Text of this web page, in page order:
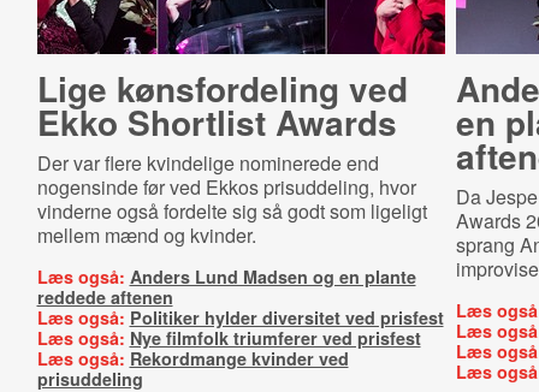
Lige kønsfordeling ved
Ekko Shortlist Awards
Der var flere kvindelige nominerede end
nogensinde før ved Ekkos prisuddeling, hvor
vinderne også fordelte sig så godt som ligeligt
mellem mænd og kvinder.
Læs også: Anders Lund Madsen og en plante
reddede aftenen
Læs også: Politiker hylder diversitet ved prisfest
Læs også: Nye filmfolk triumferer ved prisfest
Læs også: Rekordmange kvinder ved
prisuddeling
en
Da
Awards
sprang
Læs
Læs
Læs
Læs